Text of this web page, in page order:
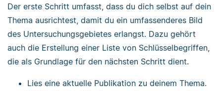
Der erste Schritt umfasst, dass du dich selbst auf dein
Thema ausrichtest, damit du ein umfassenderes Bild
des Untersuchungsgebietes erlangst. Dazu gehört
auch die Erstellung einer Liste von Schlüsselbegriffen,
die als Grundlage für den nächsten Schritt dient.
Lies eine aktuelle Publikation zu deinem Thema.